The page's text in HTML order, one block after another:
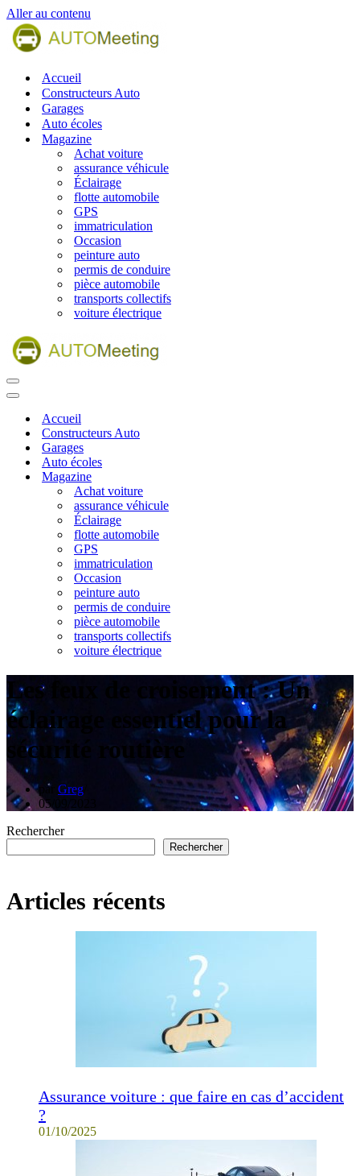
Aller au contenu
Accueil
Constructeurs Auto
Garages
Auto écoles
Magazine
Achat voiture
assurance véhicule
Éclairage
flotte automobile
GPS
immatriculation
Occasion
peinture auto
permis de conduire
pièce automobile
transports collectifs
voiture électrique
Menu
de
Menu
navigationAccueil
Constructeurs Auto
Garages
Auto écoles
Magazine
Achat voiture
assurance véhicule
Éclairage
flotte automobile
GPS
immatriculation
Occasion
peinture auto
permis de conduire
pièce automobile
transports collectifs
voiture électrique
Les feux de croisement : Un
éclairage essentiel pour la
sécurité routière
par Greg
05/09/2023
Rechercher
Rechercher
Articles récents
Assurance voiture : que faire en cas d’accident
?
01/10/2025